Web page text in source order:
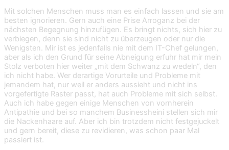
Mit solchen Menschen muss man es einfach lassen und sie am
besten ignorieren. Gern auch eine Prise Arroganz bei der
nächsten Begegnung hinzufügen. Es bringt nichts, sich hier zu
verbiegen, denn sie sind nicht zu überzeugen oder nur die
Wenigsten. Mir ist es jedenfalls nie mit dem IT-Chef gelungen,
aber als ich den Grund für seine Abneigung erfuhr hat mir mein
Stolz verboten hier weiter „mit dem Schwanz zu wedeln“, den
ich nicht habe. Wer derartige Vorurteile und Probleme mit
jemandem hat, nur weil er anders aussieht und nicht ins
vorgefertigte Raster passt, hat auch Probleme mit sich selbst.
Auch ich habe gegen einige Menschen von vornherein
Antipathie und bei so manchem Businessheini stellen sich mir
die Nackenhaare auf. Aber ich bin trotzdem nicht festgejuckelt
und gern bereit, diese zu revidieren, was schon paar Mal
passiert ist.